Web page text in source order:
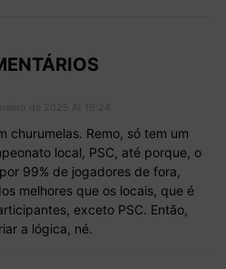
churumelas. Remo, só tem um
local, PSC, até porque, o
99% de jogadores de fora,
melhores que os locais, que é
exceto PSC. Então,
a lógica, né.